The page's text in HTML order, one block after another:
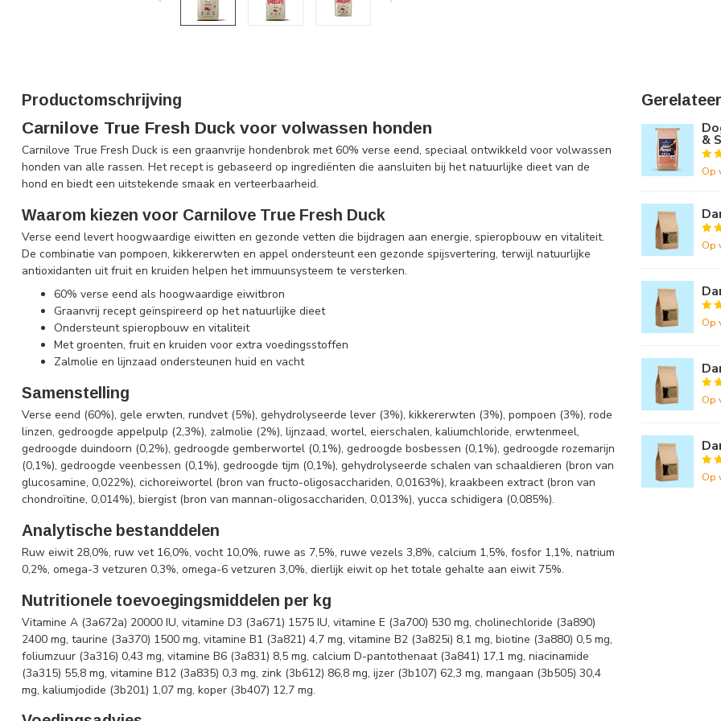
Productomschrijving
Carnilove True Fresh Duck voor volwassen honden
Carnilove True Fresh Duck is een graanvrije hondenbrok met 60% verse eend, speciaal ontwikkeld voor volwassen
honden van alle rassen. Het recept is gebaseerd op ingrediënten die aansluiten bij het natuurlijke dieet van de
hond en biedt een uitstekende smaak en verteerbaarheid.
Waarom kiezen voor Carnilove True Fresh Duck
Verse eend levert hoogwaardige eiwitten en gezonde vetten die bijdragen aan energie, spieropbouw en vitaliteit.
De combinatie van pompoen, kikkererwten en appel ondersteunt een gezonde spijsvertering, terwijl natuurlijke
antioxidanten uit fruit en kruiden helpen het immuunsysteem te versterken.
60% verse eend als hoogwaardige eiwitbron
Graanvrij recept geïnspireerd op het natuurlijke dieet
Ondersteunt spieropbouw en vitaliteit
Met groenten, fruit en kruiden voor extra voedingsstoffen
Zalmolie en lijnzaad ondersteunen huid en vacht
Samenstelling
Verse eend (60%), gele erwten, rundvet (5%), gehydrolyseerde lever (3%), kikkererwten (3%), pompoen (3%), rode
linzen, gedroogde appelpulp (2,3%), zalmolie (2%), lijnzaad, wortel, eierschalen, kaliumchloride, erwtenmeel,
gedroogde duindoorn (0,2%), gedroogde gemberwortel (0,1%), gedroogde bosbessen (0,1%), gedroogde rozemarijn
(0,1%), gedroogde veenbessen (0,1%), gedroogde tijm (0,1%), gehydrolyseerde schalen van schaaldieren (bron van
glucosamine, 0,022%), cichoreiwortel (bron van fructo-oligosacchariden, 0,0163%), kraakbeen extract (bron van
chondroïtine, 0,014%), biergist (bron van mannan-oligosacchariden, 0,013%), yucca schidigera (0,085%).
Analytische bestanddelen
Ruw eiwit 28,0%, ruw vet 16,0%, vocht 10,0%, ruwe as 7,5%, ruwe vezels 3,8%, calcium 1,5%, fosfor 1,1%, natrium
0,2%, omega-3 vetzuren 0,3%, omega-6 vetzuren 3,0%, dierlijk eiwit op het totale gehalte aan eiwit 75%.
Nutritionele toevoegingsmiddelen per kg
Vitamine A (3a672a) 20000 IU, vitamine D3 (3a671) 1575 IU, vitamine E (3a700) 530 mg, cholinechloride (3a890)
2400 mg, taurine (3a370) 1500 mg, vitamine B1 (3a821) 4,7 mg, vitamine B2 (3a825i) 8,1 mg, biotine (3a880) 0,5 mg,
foliumzuur (3a316) 0,43 mg, vitamine B6 (3a831) 8,5 mg, calcium D-pantothenaat (3a841) 17,1 mg, niacinamide
(3a315) 55,8 mg, vitamine B12 (3a835) 0,3 mg, zink (3b612) 86,8 mg, ijzer (3b107) 62,3 mg, mangaan (3b505) 30,4
mg, kaliumjodide (3b201) 1,07 mg, koper (3b407) 12,7 mg.
&
Op
Op
Op
Op
Op